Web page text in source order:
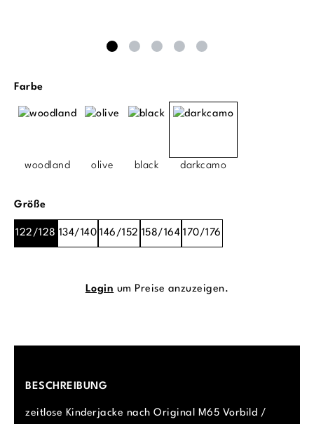
Farbeauswählen
woodland olive black darkcamo
Größeauswählen
122/128 134/140 146/152 158/164 170/176
Login um Preise anzuzeigen.
BESCHREIBUNG
zeitlose Kinderjacke nach Original M65 Vorbild /